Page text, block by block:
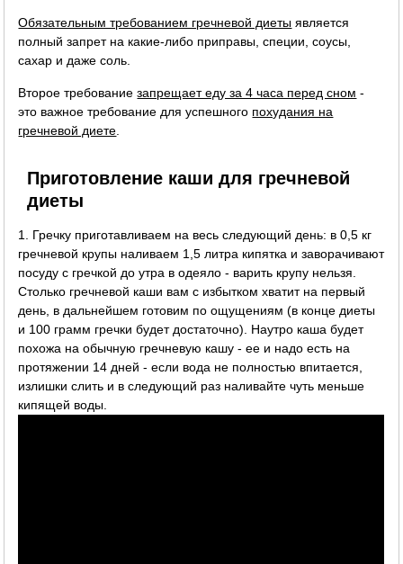
Обязательным требованием гречневой диеты является
полный запрет на какие-либо приправы, специи, соусы,
сахар и даже соль.
Второе требованиезапрещает еду за 4 часа перед сном -
это важное требование для успешного похудания на
гречневой диете
Приготовление каши для гречневой
диеты
1. Гречку приготавливаем на весь следующий день: в 0,5 кг
гречневой крупы наливаем 1,5 литра кипятка и заворачивают
посуду с гречкой до утра в одеяло - варить крупу нельзя.
Столько гречневой каши вам с избытком хватит на первый
день, в дальнейшем готовим по ощущениям (в конце диеты
и 100 грамм гречки будет достаточно). Наутро каша будет
похожа на обычную гречневую кашу - ее и надо есть на
протяжении 14 дней - если вода не полностью впитается,
излишки слить и в следующий раз наливайте чуть меньше
кипящей воды.